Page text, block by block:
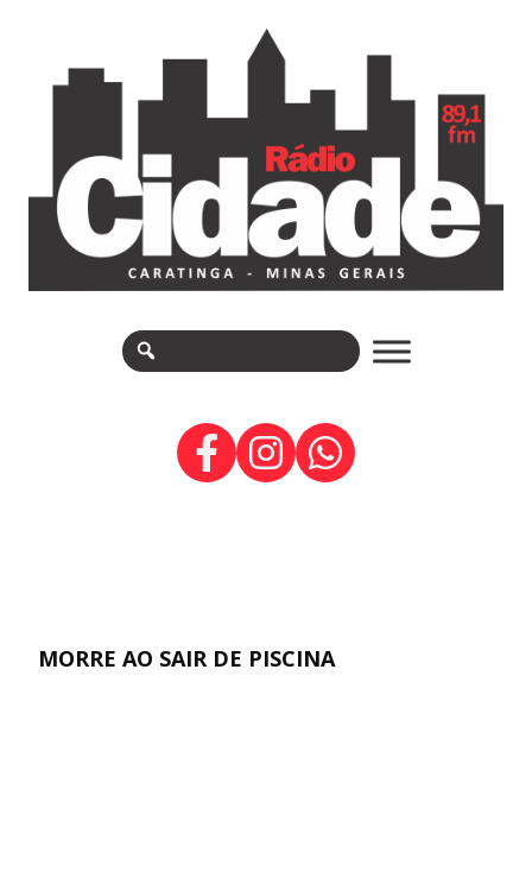
MORRE AO SAIR DE PISCINA